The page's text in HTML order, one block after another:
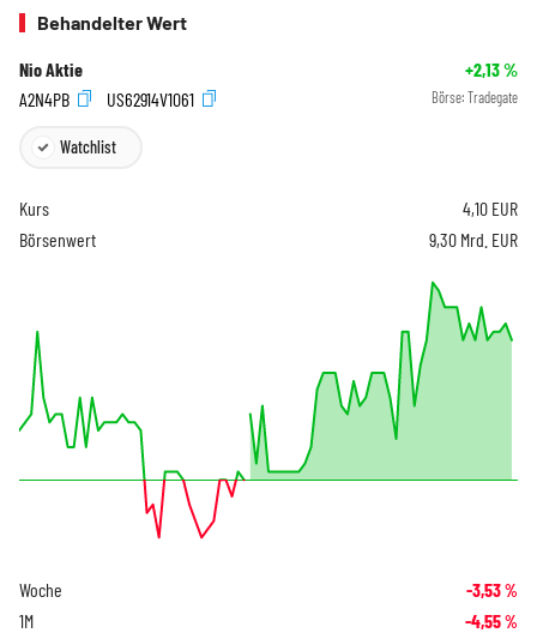
Behandelter Wert
Nio Aktie +2,13%
A2N4PB
US62914V1061 Börse: Tradegate
Watchlist
Kurs 4,10 EUR
Börsenwert
9,30 Mrd. EUR
Woche -3,53%
1M -4,55%